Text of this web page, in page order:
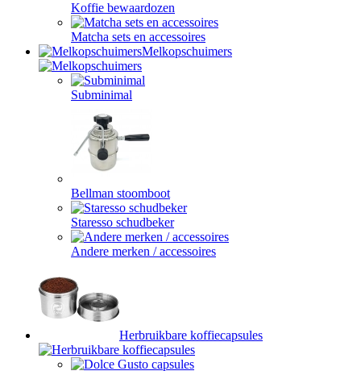
Koffie bewaardozen
Matcha sets en accessoires
Melkopschuimers
Subminimal
Bellman stoomboot
Staresso schudbeker
Andere merken / accessoires
Herbruikbare koffiecapsules